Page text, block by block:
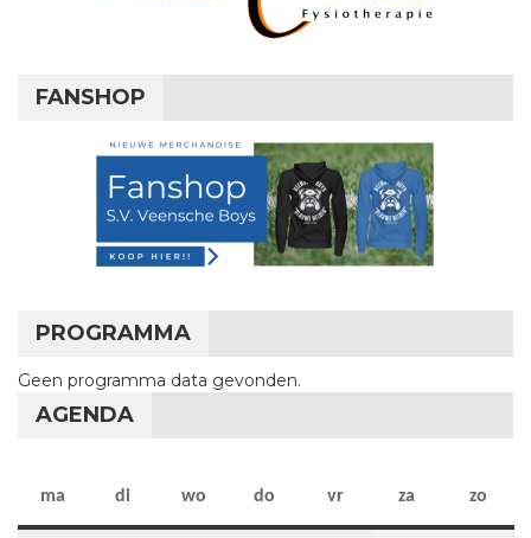
FANSHOP
PROGRAMMA
Geen programma data gevonden.
AGENDA
ma maandag
di dinsdag
wo woensdag
do donderdag
vr vrijdag
za zaterdag
zo